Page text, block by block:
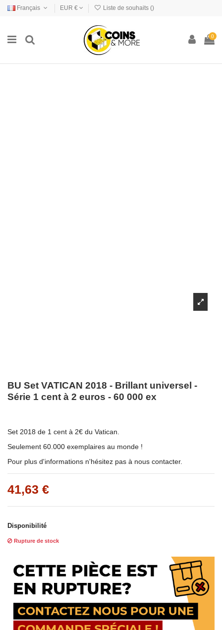
Français EUR € Liste de souhaits ()
0
BU Set VATICAN 2018 - Brillant universel -
Série 1 cent à 2 euros - 60 000 ex
Set 2018 de 1 cent à 2€ du Vatican.
Seulement 60.000 exemplaires au monde !
Pour plus d'informations n'hésitez pas à nous contacter.
41,63 €
Disponibilité
Rupture de stock